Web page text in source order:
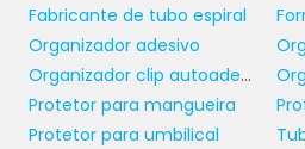
ONDE
TERMINAIS
ELÉTRICOS?
Fabricante de tubo espiral
Organizador adesivo
Organizador clip autoadesivo atacado
Protetor para mangueira
Protetor para umbilical